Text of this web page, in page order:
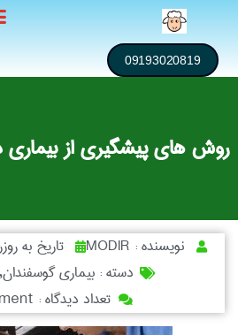
09193020819
روش های پیشگیری از بیماری
نویسنده : تاریخ به
دسته :بیماری گوسفندان
تعداد دیدگاه :